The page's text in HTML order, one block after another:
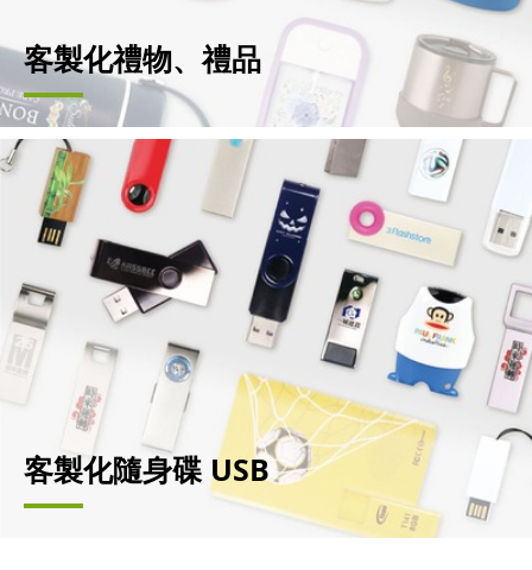
客製化禮物、禮品
客製化隨身碟 USB